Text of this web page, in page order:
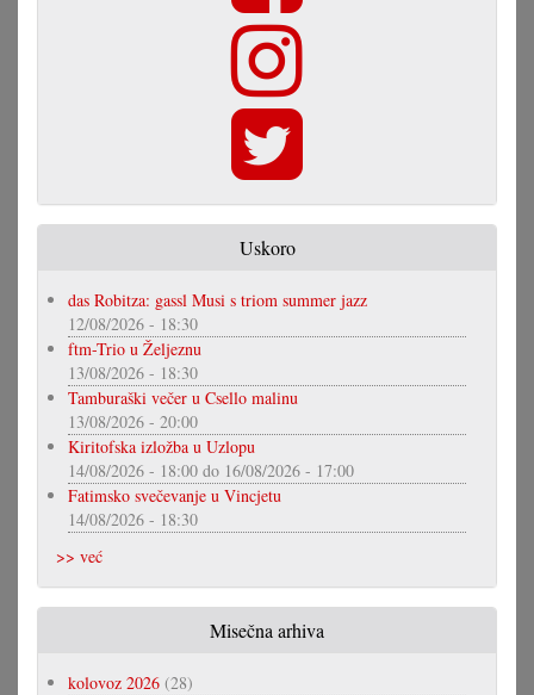
Uskoro
das Robitza: gassl Musi s triom summer jazz
12/08/2026 - 18:30
ftm-Trio u Željeznu
13/08/2026 - 18:30
Tamburaški večer u Csello malinu
13/08/2026 - 20:00
Kiritofska izložba u Uzlopu
14/08/2026 - 18:00 do 16/08/2026 - 17:00
Fatimsko svečevanje u Vincjetu
14/08/2026 - 18:30
>> već
Misečna arhiva
kolovoz 2026 (28)